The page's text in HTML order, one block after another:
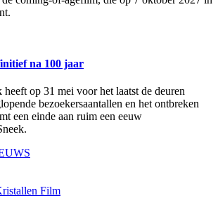
na 100 jaar
op 31 mei voor het laatst de deuren
bezoekersaantallen en het ontbreken
een einde aan ruim een eeuw
Film